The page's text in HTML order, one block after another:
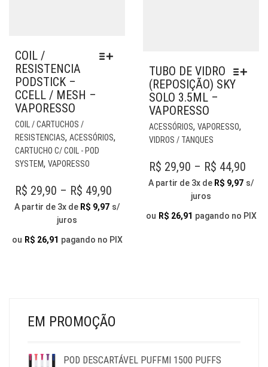
COIL /
RESISTENCIA
PODSTICK –
CCELL / MESH –
VAPORESSO
COIL / CARTUCHOS /
RESISTENCIAS, ACESSÓRIOS,
CARTUCHO C/ COIL - POD
SYSTEM, VAPORESSO
PRODUTO
VARIANTES.
PODEM
ESCOLHIDAS
R$ 29,90 – R$ 49,90
RANGE:
R$ 29,90
THROUGH
A partir de 3x de R$ 9,97 s/
juros
ou R$ 26,91 pagando no PIX
TUBO DE VIDRO
(REPOSIÇÃO) SKY
SOLO 3.5ML –
VAPORESSO
ACESSÓRIOS, VAPORESSO,
VIDROS / TANQUES
R$ 29,90 – R$ 44,90
A partir de 3x de R$ 9,97 s/
juros
ou R$ 26,91 pagando no PIX
EM PROMOÇÃO
POD DESCARTÁVEL PUFFMI 1500 PUFFS